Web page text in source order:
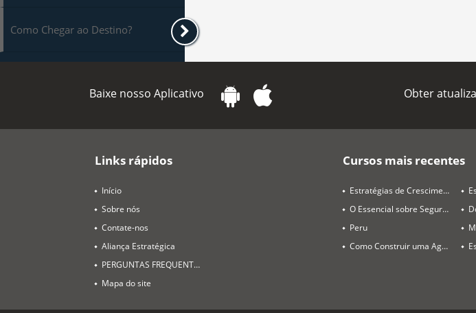
Como Chegar ao Destino?
Baixe nosso Aplicativo Obter
Links rápidos
Início
Sobre nós
Contate-nos
Aliança Estratégica
PERGUNTAS FREQUENTES
Mapa do site
Cursos mais recentes
Estratégias de Crescimento para o Negócio de Viagens
O Essencial sobre Seguro de Viagem
Peru
Como Construir uma Agência de Viagens Lucrativa em 2026